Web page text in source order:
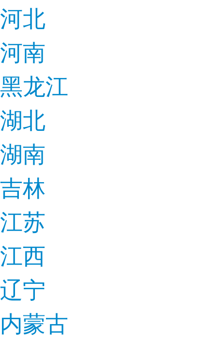
河北
河南
黑龙江
湖北
湖南
吉林
江苏
江西
辽宁
内蒙古